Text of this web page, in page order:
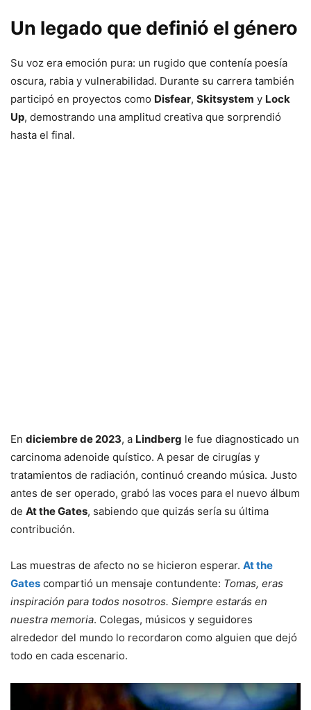
Un legado que definió el género
Su voz era emoción pura: un rugido que contenía poesía
oscura, rabia y vulnerabilidad. Durante su carrera también
participó en proyectos como Disfear, Skitsystem y Lock
Up, demostrando una amplitud creativa que sorprendió
hasta el final.
En diciembre de 2023, a Lindberg le fue diagnosticado un
carcinoma adenoide quístico. A pesar de cirugías y
tratamientos de radiación, continuó creando música. Justo
antes de ser operado, grabó las voces para el nuevo álbum
de At the Gates, sabiendo que quizás sería su última
contribución.
Las muestras de afecto no se hicieron esperar. At the
Gates compartió un mensaje contundente: Tomas, eras
inspiración para todos nosotros. Siempre estarás en
nuestra memoria. Colegas, músicos y seguidores
alrededor del mundo lo recordaron como alguien que dejó
todo en cada escenario.